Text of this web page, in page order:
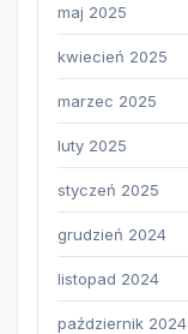
maj 2025
kwiecień 2025
marzec 2025
luty 2025
styczeń 2025
grudzień 2024
listopad 2024
październik 2024